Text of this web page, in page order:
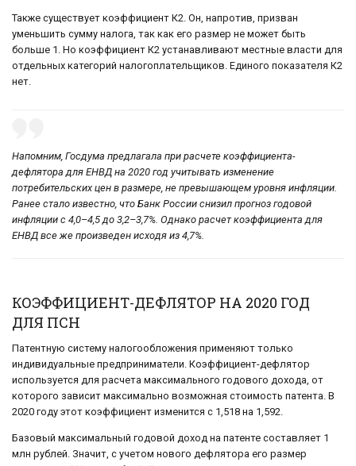
Также существует коэффициент К2. Он, напротив, призван
уменьшить сумму налога, так как его размер не может быть
больше 1. Но коэффициент К2 устанавливают местные власти для
отдельных категорий налогоплательщиков. Единого показателя К2
нет.
Напомним, Госдума предлагала при расчете коэффициента-
дефлятора для ЕНВД на 2020 год учитывать изменение
потребительских цен в размере, не превышающем уровня инфляции.
Ранее стало известно, что Банк России снизил прогноз годовой
инфляции с 4,0–4,5 до 3,2–3,7%. Однако расчет коэффициента для
ЕНВД все же произведен исходя из 4,7%.
КОЭФФИЦИЕНТ-ДЕФЛЯТОР НА 2020 ГОД
ДЛЯ ПСН
Патентную систему налогообложения применяют только
индивидуальные предприниматели. Коэффициент-дефлятор
используется для расчета максимального годового дохода, от
которого зависит максимально возможная стоимость патента. В
2020 году этот коэффициент изменится с 1,518 на 1,592.
Базовый максимальный годовой доход на патенте составляет 1
млн рублей. Значит, с учетом нового дефлятора его размер